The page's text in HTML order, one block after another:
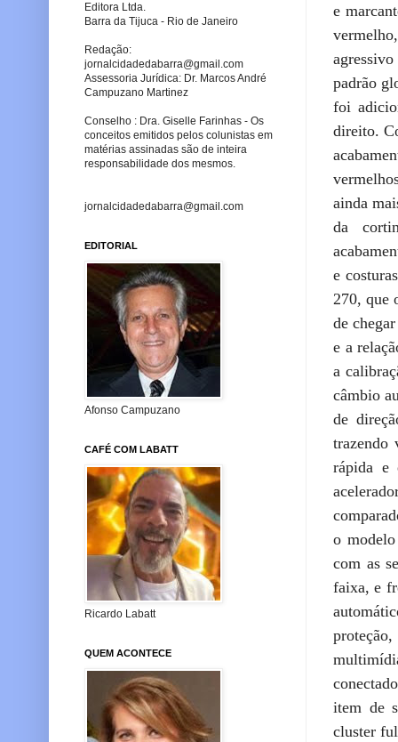
e
padrão
foi
direito.
ainda
da
e
270, que
de
e a
a
câmbio
de
trazendo
rápida e
o
com as
faixa, e
item de
cluster
Editora Ltda.
Barra da Tijuca - Rio de Janeiro
Redação:
jornalcidadedabarra@gmail.com
Assessoria Jurídica: Dr. Marcos André
Campuzano Martinez
Conselho : Dra. Giselle Farinhas - Os
conceitos emitidos pelos colunistas em
matérias assinadas são de inteira
responsabilidade dos mesmos.
jornalcidadedabarra@gmail.com
EDITORIAL
Afonso Campuzano
CAFÉ COM LABATT
Ricardo Labatt
QUEM ACONTECE